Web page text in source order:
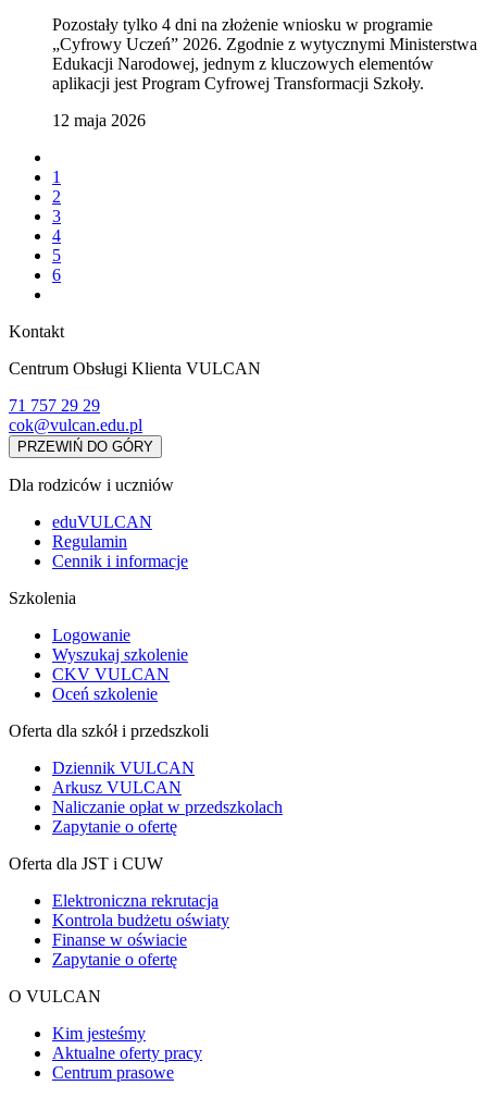
Pozostały tylko 4 dni na złożenie wniosku w programie
„Cyfrowy Uczeń” 2026. Zgodnie z wytycznymi Ministerstwa
Edukacji Narodowej, jednym z kluczowych elementów
aplikacji jest Program Cyfrowej Transformacji Szkoły.
12 maja 2026
1
2
3
4
5
6
Kontakt
Centrum Obsługi Klienta VULCAN
71 757 29 29
cok@vulcan.edu.pl
PRZEWIŃ DO GÓRY
Dla rodziców i uczniów
eduVULCAN
Regulamin
Cennik i informacje
Szkolenia
Logowanie
Wyszukaj szkolenie
CKV VULCAN
Oceń szkolenie
Oferta dla szkół i przedszkoli
Dziennik VULCAN
Arkusz VULCAN
Naliczanie opłat w przedszkolach
Zapytanie o ofertę
Oferta dla JST i CUW
Elektroniczna rekrutacja
Kontrola budżetu oświaty
Finanse w oświacie
Zapytanie o ofertę
O VULCAN
Kim jesteśmy
Aktualne oferty pracy
Centrum prasowe